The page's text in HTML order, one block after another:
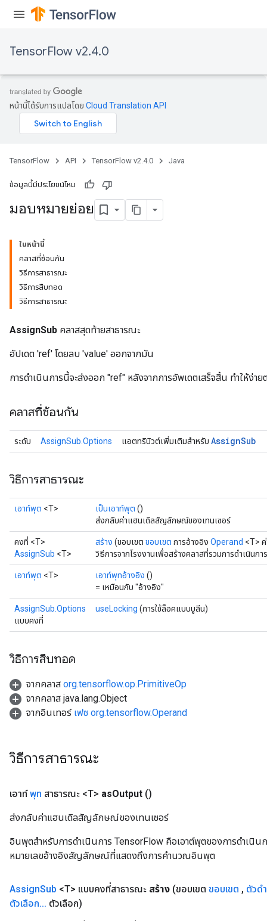
TensorFlow v2.4.0
หน้านี้ได้รับการแปลโดย Cloud Translation API
TensorFlow API TensorFlow v2.4.0 Java
ข้อมูลนี้มีประโยชน์ไหม
มอบหมายย่อย
ในหน้านี้
คลาสที่ซ้อนกัน
วิธีการสาธารณะ
วิธีการสืบทอด
วิธีการสาธารณะ
AssignSub คลาสสุดท้ายสาธารณะ
อัปเดต 'ref' โดยลบ 'value' ออกจากมัน
การดำเนินการนี้จะส่งออก "ref" หลังจากการอัพเดตเสร็จสิ้น ทำให้ง่าย
คลาสที่ซ้อนกัน
ระดับ AssignSub.Options แอตทริบิวต์เพิ่มเติมสำหรับ AssignSub
วิธีการสาธารณะ
เอาท์พุต <T> เป็นเอาท์พุต ()
ส่งกลับค่าแฮนเดิลสัญลักษณ์ของเทนเซอร์
คงที่ <T>
AssignSub <T>
สร้าง (ขอบเขต ขอบเขต การอ้างอิง Operand <T>
วิธีการจากโรงงานเพื่อสร้างคลาสที่รวมการดำเนินก
เอาท์พุต <T> เอาท์พุทอ้างอิง ()
= เหมือนกับ "อ้างอิง"
AssignSub.Options
แบบคงที่
useLocking (การใช้ล็อคแบบบูลีน)
วิธีการสืบทอด
จากคลาส org.tensorflow.op.PrimitiveOp
จากคลาส java.lang.Object
จากอินเทอร์ เฟซ org.tensorflow.Operand
วิธีการสาธารณะ
เอาท์พุท สาธารณะ <T> asOutput ()
ส่งกลับค่าแฮนเดิลสัญลักษณ์ของเทนเซอร์
อินพุตสำหรับการดำเนินการ TensorFlow คือเอาต์พุตของการดำเนิน
หมายเลขอ้างอิงสัญลักษณ์ที่แสดงถึงการคำนวณอินพุต
AssignSub <T> แบบคงที่สาธารณะ สร้าง (ขอบเขต ขอบเขต , ตัวด
ตัวเลือก... ตัวเลือก)